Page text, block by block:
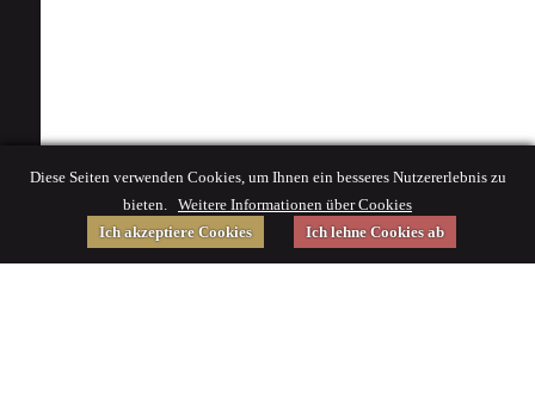
Diese Seiten verwenden Cookies, um Ihnen ein besseres Nutzererlebnis zu
bieten. Weitere Informationen über Cookies
Ich akzeptiere Cookies
Ich lehne Cookies ab